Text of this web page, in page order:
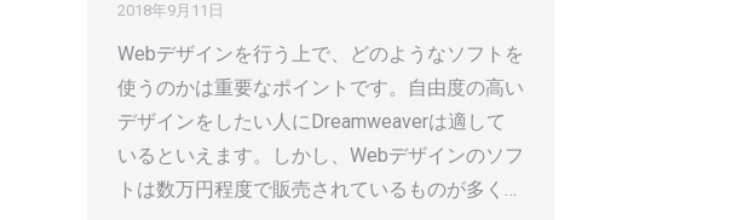
2018年9月11日
Webデザインを行う上で、どのようなソフトを
使うのかは重要なポイントです。自由度の高い
デザインをしたい人にDreamweaverは適して
いるといえます。しかし、Webデザインのソフ
トは数万円程度で販売されているものが多く…